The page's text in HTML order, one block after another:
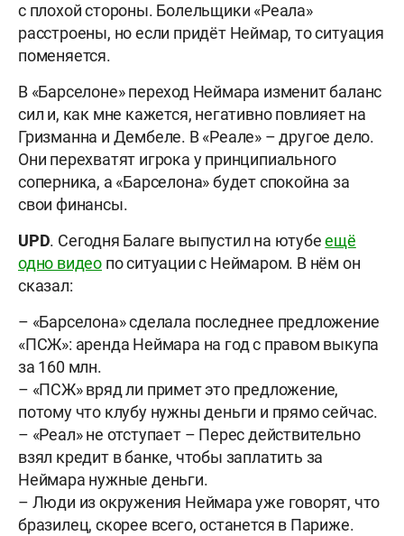
с плохой стороны. Болельщики «Реала»
расстроены, но если придёт Неймар, то ситуация
поменяется.
В «Барселоне» переход Неймара изменит баланс
сил и, как мне кажется, негативно повлияет на
Гризманна и Дембеле. В «Реале» – другое дело.
Они перехватят игрока у принципиального
соперника, а «Барселона» будет спокойна за
свои финансы.
UPD. Сегодня Балаге выпустил на ютубеещё
одно видео по ситуации с Неймаром. В нём он
сказал:
– «Барселона» сделала последнее предложение
«ПСЖ»: аренда Неймара на год с правом выкупа
за 160 млн.
– «ПСЖ» вряд ли примет это предложение,
потому что клубу нужны деньги и прямо сейчас.
– «Реал» не отступает – Перес действительно
взял кредит в банке, чтобы заплатить за
Неймара нужные деньги.
– Люди из окружения Неймара уже говорят, что
бразилец, скорее всего, останется в Париже.